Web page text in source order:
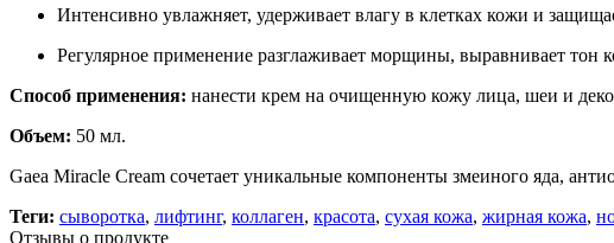
Интенсивно увлажняет, удерживает влагу в клетках кожи и
Регулярное применение разглаживает морщины, выравнивает тон
Способ применения: нанести крем на очищенную кожу лица, шеи и
Объем: 50 мл.
Gaea Miracle Cream сочетает уникальные компоненты змеиного яда,
Теги: сыворотка, лифтинг, коллаген, красота, сухая кожа, жирная кожа,
Отзывы о продукте